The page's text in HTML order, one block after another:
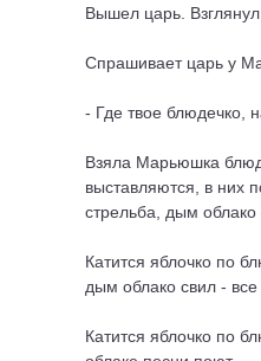
Вышел царь.
Спрашивает царь у
- Где твое блюдечко,
Взяла Марьюшка
выставляются, в них
стрельба, дым облако
Катится яблочко по
дым облако свил - все
Катится яблочко по